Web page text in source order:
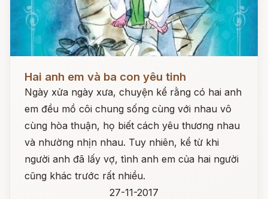
Hai anh em và ba con yêu tinh
Ngày xửa ngày xưa, chuyện kể rằng có hai anh
em đều mồ côi chung sống cùng với nhau vô
cùng hòa thuận, họ biết cách yêu thương nhau
và nhường nhịn nhau. Tuy nhiên, kể từ khi
người anh đã lấy vợ, tình anh em của hai người
cũng khác trước rất nhiều.
27-11-2017